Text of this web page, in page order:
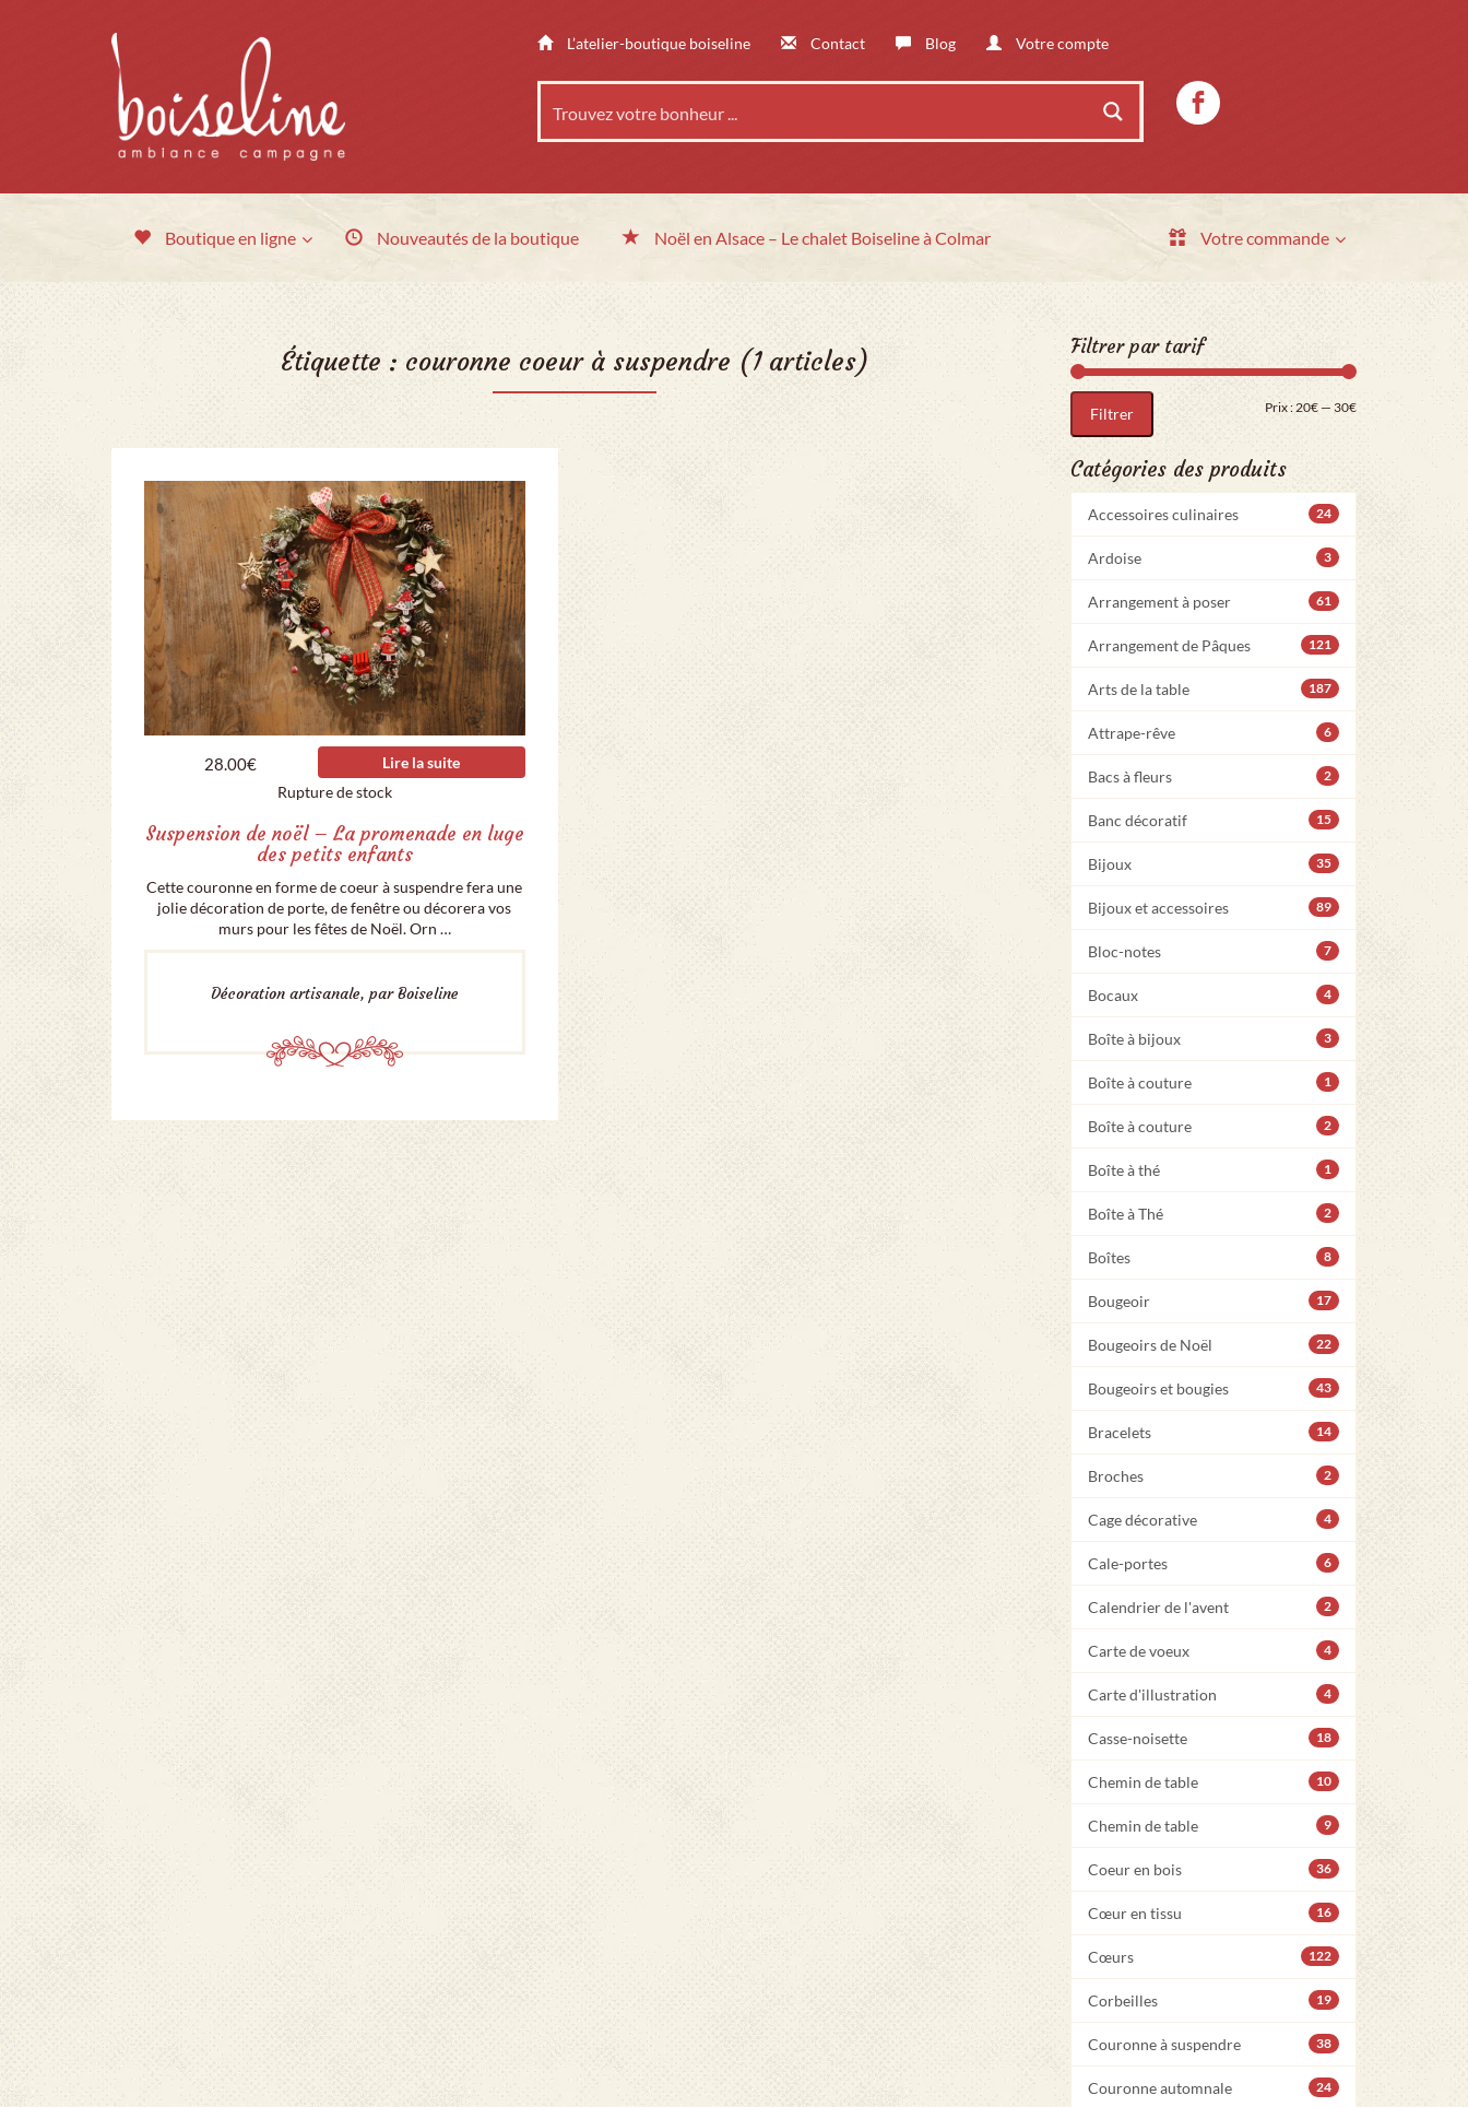
L’atelier-boutique boiseline Contact Blog Votre compte
Boutique en ligne Nouveautésde la boutique Noël en Alsace – Le chalet Boiseline à Colmar Votre commande
Étiquette : couronne coeur à suspendre (1 articles)
28.00€
Lire la suite
Rupture de stock
Suspension de noël – La promenade en luge
des petits enfants
Cette couronne en forme de coeur à suspendre fera une
jolie décoration de porte, de fenêtre ou décorera vos
murs pour les fêtes de Noël. Orn …
Décoration artisanale, par Boiseline
Filtrer par tarif
Prix min
Prix max
Filtrer Prix :20€ — 30€
Catégories des produits
Accessoires culinaires 24
Ardoise 3
Arrangement à poser 61
Arrangement de Pâques 121
Arts de la table 187
Attrape-rêve 6
Bacs à fleurs 2
Banc décoratif 15
Bijoux 35
Bijoux et accessoires 89
Bloc-notes 7
Bocaux 4
Boîte à bijoux 3
Boîte à couture 1
Boîte à couture 2
Boîte à thé 1
Boîte à Thé 2
Boîtes 8
Bougeoir 17
Bougeoirs de Noël 22
Bougeoirs et bougies 43
Bracelets 14
Broches 2
Cage décorative 4
Cale-portes 6
Calendrier de l'avent 2
Carte de voeux 4
Carte d'illustration 4
Casse-noisette 18
Chemin de table 10
Chemin de table 9
Coeur en bois 36
Cœur en tissu 16
Cœurs 122
Corbeilles 19
Couronne à suspendre 38
Couronne automnale 24